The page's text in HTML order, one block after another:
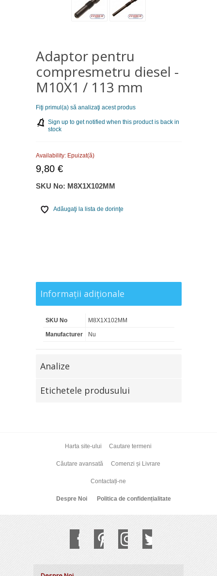
Adaptor pentru
compresmetru diesel -
M10X1 / 113 mm
Fiţi primul(a) să analizaţi acest produs
Sign up to get notified when this product is back in
stock
Availability: Epuizat(ă)
9,80 €
SKU No: M8X1X102MM
Adăugaţi la lista de dorinţe
Informaţii adiţionale
SKU No M8X1X102MM
Manufacturer Nu
Analize
Etichetele produsului
Harta site-ului Cautare termeni
Căutare avansată Comenzi și Livrare
Contactați-ne
Despre Noi Politica de confidențialitate